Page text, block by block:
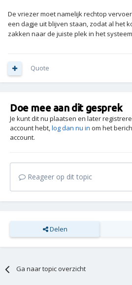
De vriezer moet namelijk rechtop
een dagje uit blijven staan, zodat al het
zakken naar de juiste plek in het
Quote
Doe mee aan dit gesprek
Je kunt dit nu plaatsen en later
account hebt,log dan nu in om het
account.
Reageer op dit topic
Delen
Ga naar topic overzicht